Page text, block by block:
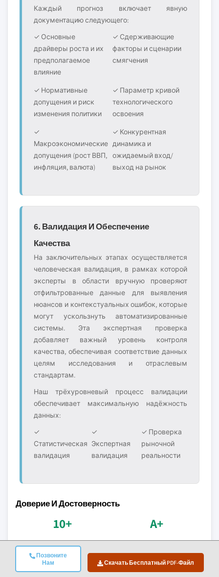
Позвоните
Нам
Скачать Бесплатный PDF-Файл
Каждый прогноз включает явную
документацию следующего:
✓ Основные
драйверы роста и их
предполагаемое
влияние
✓ Сдерживающие
факторы и сценарии
смягчения
✓ Нормативные
допущения и риск
изменения политики
✓ Параметр кривой
технологического
освоения
✓
Макроэкономические
допущения (рост ВВП,
инфляция, валюта)
✓ Конкурентная
динамика и
ожидаемый вход/
выход на рынок
6. Валидация И Обеспечение
Качества
На заключительных этапах осуществляется
человеческая валидация, в рамках которой
эксперты в области вручную проверяют
отфильтрованные данные для выявления
нюансов и контекстуальных ошибок, которые
могут ускользнуть автоматизированные
системы. Эта экспертная проверка
добавляет важный уровень контроля
качества, обеспечивая соответствие данных
целям исследования и отраслевым
стандартам.
Наш трёхуровневый процесс валидации
обеспечивает максимальную надёжность
данных:
✓
Статистическая
валидация
✓
Экспертная
валидация
✓ Проверка
рыночной
реальности
Доверие И Достоверность
10+
Лет на рынке
Последовательное
предоставление услуг
A+
Аккредитация BBB
Профессиональные